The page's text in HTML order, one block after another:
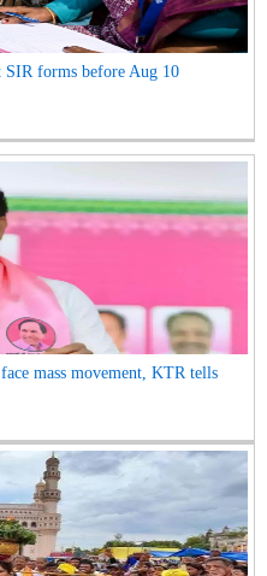
SIR forms before Aug 10
mass movement, KTR tells